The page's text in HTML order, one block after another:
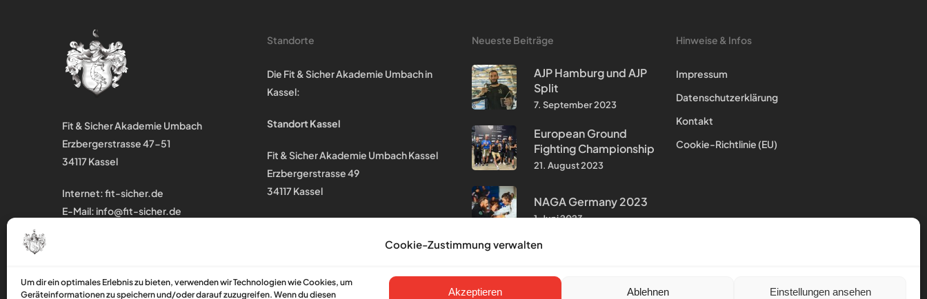
Cookie-Zustimmung verwalten
Um dir ein optimales Erlebnis zu bieten, verwenden wir Technologien wie Cookies, um
Geräteinformationen zu speichern und/oder darauf zuzugreifen. Wenn du diesen
Akzeptieren Ablehnen Einstellungen ansehen
Fit & Sicher Akademie Umbach
Erzbergerstrasse 47-51
34117 Kassel
Internet:fit-sicher.de
E-Mail: info@fit-sicher.de
Mobil: 0171 / 84 77 4 11
Standorte
Die Fit & Sicher Akademie Umbach in
Kassel:
Standort Kassel
Fit & Sicher Akademie Umbach Kassel
Erzbergerstrasse 49
34117 Kassel
Neueste Beiträge
AJP Hamburg und AJP
Split
7. September 2023
European Ground
Fighting Championship
21. August 2023
NAGA Germany 2023
1. Juni 2023
Hinweise & Infos
Impressum
Datenschutzerklärung
Kontakt
Cookie-Richtlinie (EU)